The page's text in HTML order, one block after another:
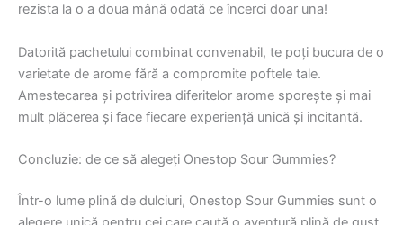
rezista la o a doua mână odată ce încerci doar una!
Datorită pachetului combinat convenabil, te poți bucura de o
varietate de arome fără a compromite poftele tale.
Amestecarea și potrivirea diferitelor arome sporește și mai
mult plăcerea și face fiecare experiență unică și incitantă.
Concluzie: de ce să alegeți Onestop Sour Gummies?
Într-o lume plină de dulciuri, Onestop Sour Gummies sunt o